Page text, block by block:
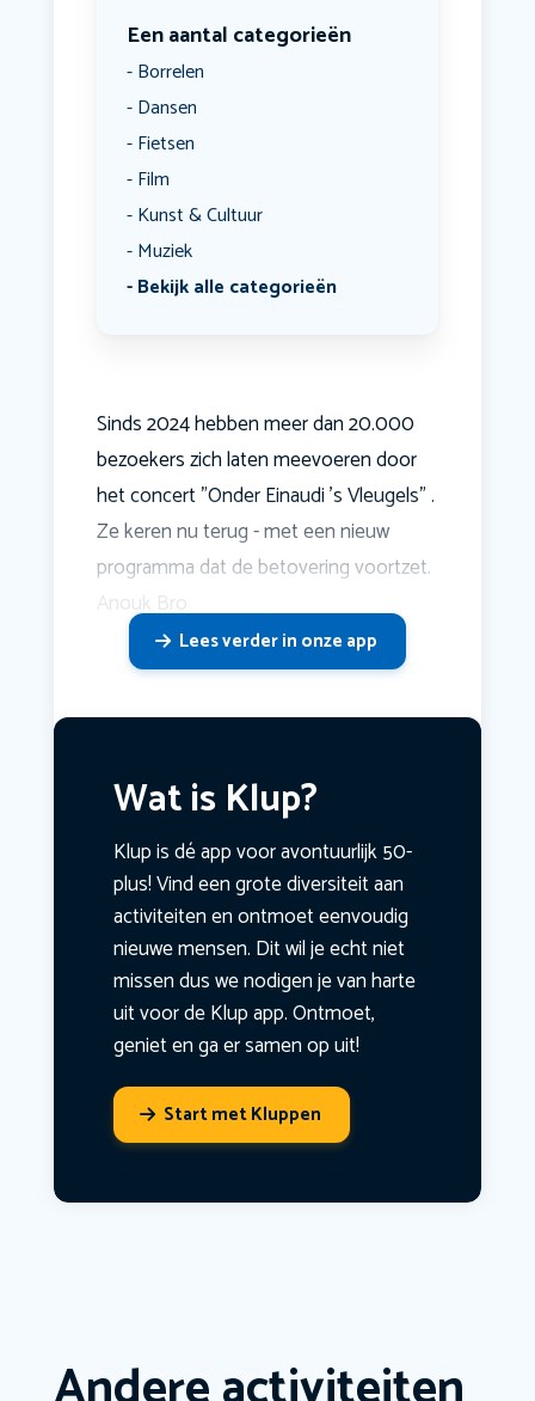
Een aantal categorieën
Borrelen
Dansen
Fietsen
Film
Kunst & Cultuur
Muziek
Bekijk alle categorieën
Sinds 2024 hebben meer dan 20.000
bezoekers zich laten meevoeren door
het concert "Onder Einaudi 's Vleugels" .
Ze keren nu terug - met een nieuw
programma dat de betovering voortzet.
Anouk Bro
Lees verder in onze app
Wat is Klup?
Klup is dé app voor avontuurlijk 50-
plus! Vind een grote diversiteit aan
activiteiten en ontmoet eenvoudig
nieuwe mensen. Dit wil je echt niet
missen dus we nodigen je van harte
uit voor de Klup app. Ontmoet,
geniet en ga er samen op uit!
Start met Kluppen